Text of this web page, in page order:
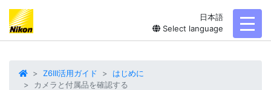
日本語
Select language
Z6III活用ガイド
はじめに
カメラと付属品を確認する